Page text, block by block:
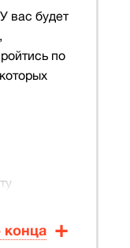
вас будет
по
выбрать
конца